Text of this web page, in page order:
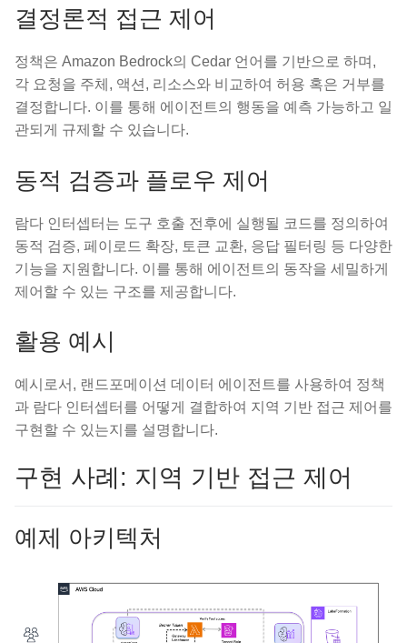
결정론적 접근 제어
정책은 Amazon Bedrock의 Cedar 언어를 기반으로 하며,
각 요청을 주체, 액션, 리소스와 비교하여 허용 혹은 거부를
결정합니다. 이를 통해 에이전트의 행동을 예측 가능하고 일
관되게 규제할 수 있습니다.
동적 검증과 플로우 제어
람다 인터셉터는 도구 호출 전후에 실행될 코드를 정의하여
동적 검증, 페이로드 확장, 토큰 교환, 응답 필터링 등 다양한
기능을 지원합니다. 이를 통해 에이전트의 동작을 세밀하게
제어할 수 있는 구조를 제공합니다.
활용 예시
예시로서, 랜드포메이션 데이터 에이전트를 사용하여 정책
과 람다 인터셉터를 어떻게 결합하여 지역 기반 접근 제어를
구현할 수 있는지를 설명합니다.
구현 사례: 지역 기반 접근 제어
예제 아키텍처